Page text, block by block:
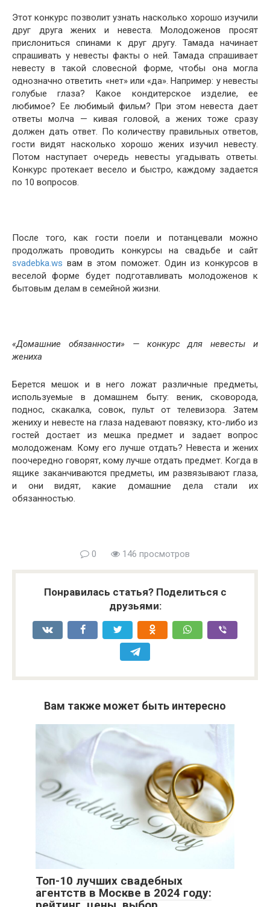
Этот конкурс позволит узнать насколько хорошо изучили
друг друга жених и невеста. Молодоженов просят
прислониться спинами к друг другу. Тамада начинает
спрашивать у невесты факты о ней. Тамада спрашивает
невесту в такой словесной форме, чтобы она могла
однозначно ответить «нет» или «да». Например: у невесты
голубые глаза? Какое кондитерское изделие, ее
любимое? Ее любимый фильм? При этом невеста дает
ответы молча — кивая головой, а жених тоже сразу
должен дать ответ. По количеству правильных ответов,
гости видят насколько хорошо жених изучил невесту.
Потом наступает очередь невесты угадывать ответы.
Конкурс протекает весело и быстро, каждому задается
по 10 вопросов.
После того, как гости поели и потанцевали можно
продолжать проводить конкурсы на свадьбе и сайт
svadebka.ws вам в этом поможет. Один из конкурсов в
веселой форме будет подготавливать молодоженов к
бытовым делам в семейной жизни.
«Домашние обязанности» — конкурс для невесты и
жениха
Берется мешок и в него ложат различные предметы,
используемые в домашнем быту: веник, сковорода,
поднос, скакалка, совок, пульт от телевизора. Затем
жениху и невесте на глаза надевают повязку, кто-либо из
гостей достает из мешка предмет и задает вопрос
молодоженам. Кому его лучше отдать? Невеста и жених
поочередно говорят, кому лучше отдать предмет. Когда в
ящике заканчиваются предметы, им развязывают глаза,
и они видят, какие домашние дела стали их
обязанностью.
0 146 просмотров
Понравилась статья? Поделиться с
друзьями:
Вам также может быть интересно
Топ-10 лучших свадебных
агентств в Москве в 2024 году: